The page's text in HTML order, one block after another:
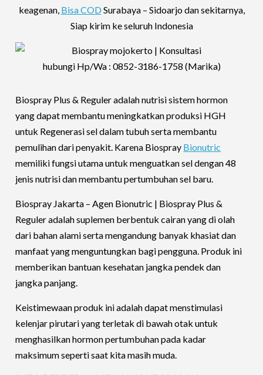
keagenan, Bisa CODSurabaya – Sidoarjo dan sekitarnya,
Siap kirim ke seluruh Indonesia
Biospray Plus & Reguler adalah nutrisi sistem hormon
yang dapat membantu meningkatkan produksi HGH
untuk Regenerasi sel dalam tubuh serta membantu
pemulihan dari penyakit. Karena Biospray Bionutric
memiliki fungsi utama untuk menguatkan sel dengan 48
jenis nutrisi dan membantu pertumbuhan sel baru.
Biospray Jakarta – Agen Bionutric | Biospray Plus &
Reguler adalah suplemen berbentuk cairan yang di olah
dari bahan alami serta mengandung banyak khasiat dan
manfaat yang menguntungkan bagi pengguna. Produk ini
memberikan bantuan kesehatan jangka pendek dan
jangka panjang.
Keistimewaan produk ini adalah dapat menstimulasi
kelenjar pirutari yang terletak di bawah otak untuk
menghasilkan hormon pertumbuhan pada kadar
maksimum seperti saat kita masih muda.